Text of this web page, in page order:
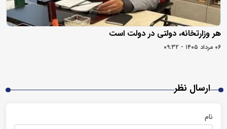
هر وزارتخانه، دولتی در دولت است
۰۶ مرداد ۱۴۰۵ - ۰۹:۳۲
ارسال نظر
نام